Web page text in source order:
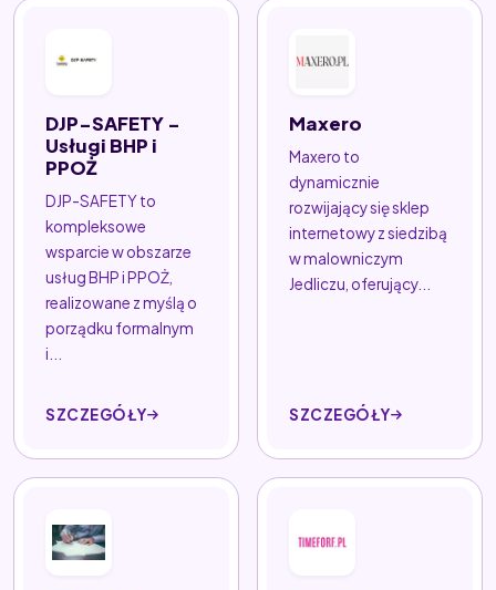
DJP-SAFETY -
Usługi BHP i
PPOŻ
DJP-SAFETY to
kompleksowe
wsparcie w obszarze
usług BHP i PPOŻ,
realizowane z myślą o
porządku formalnym
i...
SZCZEGÓŁY
Maxero
Maxero to
dynamicznie
rozwijający się sklep
internetowy z siedzibą
w malowniczym
Jedliczu, oferujący...
SZCZEGÓŁY